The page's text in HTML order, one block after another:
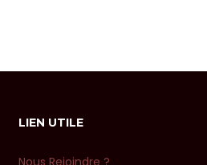
LIEN UTILE
Nous Rejoindre ?